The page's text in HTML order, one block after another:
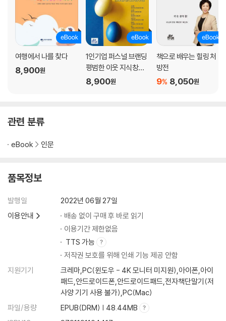
9. 마음을 지키는 일은 왜 중요할까_ 『마음여행』
오늘의 그림책 인문학_ 마음
더 읽으면 좋은 책_ 『물러서지 않을 용기』
10. 배려는 어떻게 전달되는가_ 『지하 정원』
오늘의 그림책 인문학_ 배려
더 읽으면 좋은 책_ 『굿 라이프』
오늘의 그림책 인문학_ 위로
더 읽으면 좋은 책_ 『내 마음을 돌보는 시간』
12. 완벽한 사람은 어디에도 없다_ 『완벽한 아이 팔아요』
더 읽으면 좋은 책_ 『최고의 석학들은 어떻게 자녀를 교육할까』
오늘의 그림책 인문학_ 가족
더 읽으면 좋은 책_ 『행복의 지도』
14. 나이든다는 건 아름다워진다는 것_ 『검은 머리 흰머리』
더 읽으면 좋은 책_ 『유쾌하게 나이 드는 법 58』
15. 느려도 괜찮다, 당신은 소중하니까_ 『슈퍼 거북』
오늘의 그림책 인문학_ 나다움
더 읽으면 좋은 책_ 『행복을 찾아가는 자기돌봄』
4장 통찰: 성장하는 엄마를 위한 깨달음
여행에서 나를 찾다
8,900원
1인기업 퍼스널 브랜딩
평범한 이웃 지식창업
성공기
8,900원
책으로 배우는 힐링 처
방전
8,050원
9%
관련 분류
eBook 인문
품목정보
발행일
2022년 06월 27일
이용안내
배송 없이 구매 후 바로 읽기
이용기간 제한없음
TTS 가능
저작권 보호를 위해 인쇄 기능 제공 안함
지원기기
크레마,PC(윈도우 - 4K 모니터 미지원),아이폰,아이
패드,안드로이드폰,안드로이드패드,전자책단말기(저
사양 기기 사용 불가),PC(Mac)
파일/용량
EPUB(DRM) | 48.44MB